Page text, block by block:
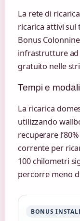
La rete di
ricarica attivi sul
Bonus
infrastrutture ad
gratuito nelle
Tempi e
La ricarica
utilizzando
recuperare
corrente per
100 chilometri
percorre meno
BONUS